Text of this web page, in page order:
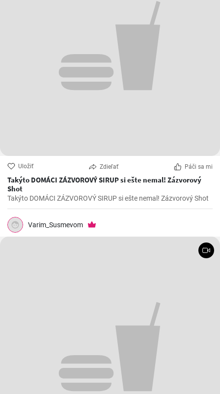
Uložiť Zdieľať Páči sa mi
Takýto DOMÁCI ZÁZVOROVÝ SIRUP si ešte nemal! Zázvorový
Shot
Takýto DOMÁCI ZÁZVOROVÝ SIRUP si ešte nemal! Zázvorový Shot
Varim_Susmevom